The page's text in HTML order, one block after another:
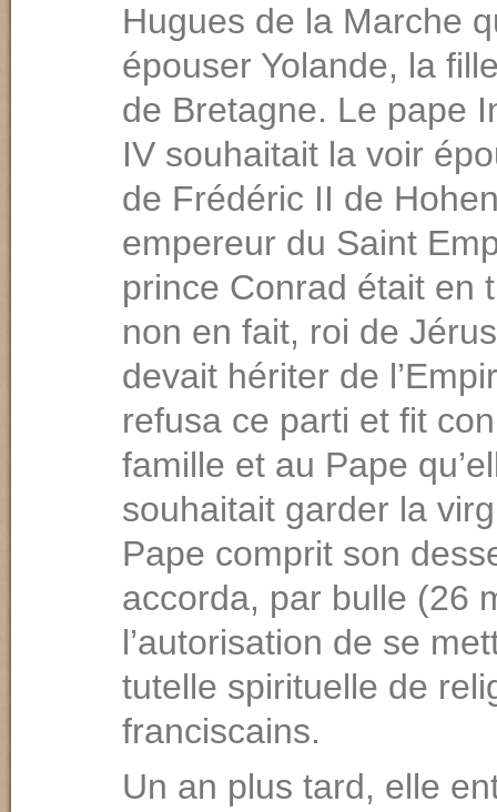
Hugues de la Marche
épouser Yolande, la
de Bretagne. Le pape
IV souhaitait la voir
de Frédéric II de
empereur du Saint
prince Conrad était en
non en fait, roi de
devait hériter de
refusa ce parti et fit
famille et au Pape
souhaitait garder la
Pape comprit son
accorda, par bulle (26
l’autorisation de se
tutelle spirituelle de
franciscains.
Un an plus tard, elle